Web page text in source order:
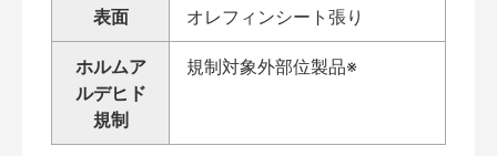
表面 オレフィンシート張り
ホルムア
ルデヒド
規制
規制対象外部位製品※